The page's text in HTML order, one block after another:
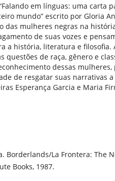
em línguas: uma carta
mundo” escrito por Gloria
das mulheres negras na
de suas vozes e
a história, literatura e filosofia.
questões de raça, gênero e
dessas
de resgatar suas narrativas
Esperança Garcia e Maria
Borderlands/La Frontera: The
Books, 1987.